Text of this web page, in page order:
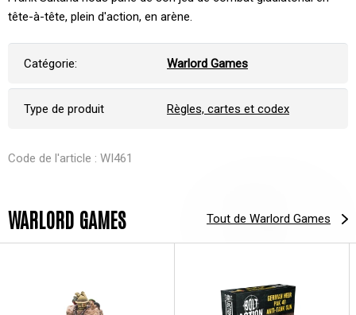
tête-à-tête, plein d'action, en arène.
Catégorie: Warlord Games
Type de produit Règles, cartes et codex
Code de l'article : WI461
WARLORD GAMES Tout de Warlord Games